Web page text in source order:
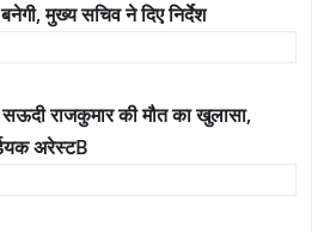
मुख्य सचिव ने दिए निर्देश
राजकुमार की मौत का खुलासा,
अरेस्टB